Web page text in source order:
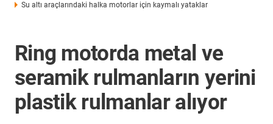
Su altı araçlarındaki halka motorlar için kaymalı yataklar
Ring motorda metal ve
seramik rulmanların yerini
plastik rulmanlar alıyor